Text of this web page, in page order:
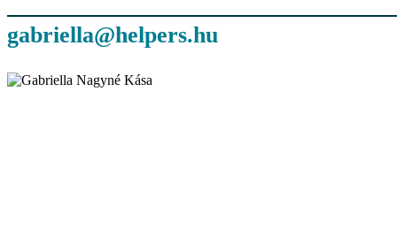
gabriella@helpers.hu